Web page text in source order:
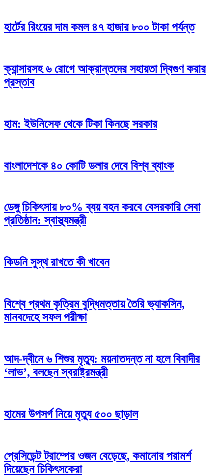
হার্টের রিংয়ের দাম কমল ৪৭ হাজার ৮০০ টাকা পর্যন্ত
ক্যান্সারসহ ৬ রোগে আক্রান্তদের সহায়তা দ্বিগুণ করার
প্রস্তাব
হাম: ইউনিসেফ থেকে টিকা কিনছে সরকার
বাংলাদেশকে ৪০ কোটি ডলার দেবে বিশ্ব ব্যাংক
ডেঙ্গু চিকিৎসায় ৮০% ব্যয় বহন করবে বেসরকারি সেবা
প্রতিষ্ঠান: স্বাস্থ্যমন্ত্রী
কিডনি সুস্থ রাখতে কী খাবেন
বিশ্বে প্রথম কৃত্রিম বুদ্ধিমত্তায় তৈরি ভ্যাকসিন,
মানবদেহে সফল পরীক্ষা
আদ-দ্বীনে ৬ শিশুর মৃত্যু: ময়নাতদন্ত না হলে বিবাদীর
‘লাভ’, বলছেন স্বরাষ্ট্রমন্ত্রী
হামের উপসর্গ নিয়ে মৃত্যু ৫০০ ছাড়াল
প্রেসিডেন্ট ট্রাম্পের ওজন বেড়েছে, কমানোর পরামর্শ
দিয়েছেন চিকিৎসকেরা